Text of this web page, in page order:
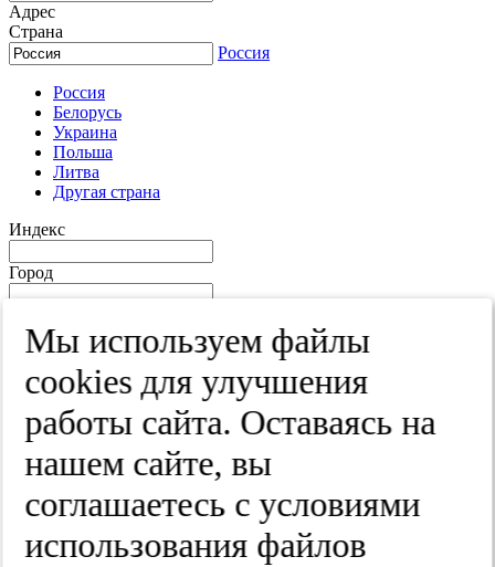
Адрес
Страна
Россия
Россия
Белорусь
Украина
Польша
Литва
Другая страна
Индекс
Город
Улица
Квартира
Мы используем файлы
cооkies для улучшения
работы сайта. Оставаясь на
нашем сайте, вы
соглашаетесь с условиями
использования файлов